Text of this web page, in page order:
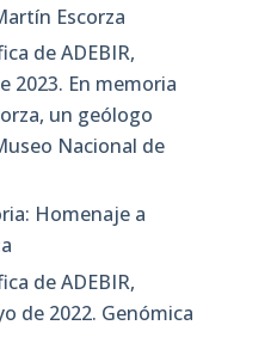
Escorza
de ADEBIR,
2023. En memoria
un geólogo
Nacional de
Homenaje a
de ADEBIR,
de 2022. Genómica